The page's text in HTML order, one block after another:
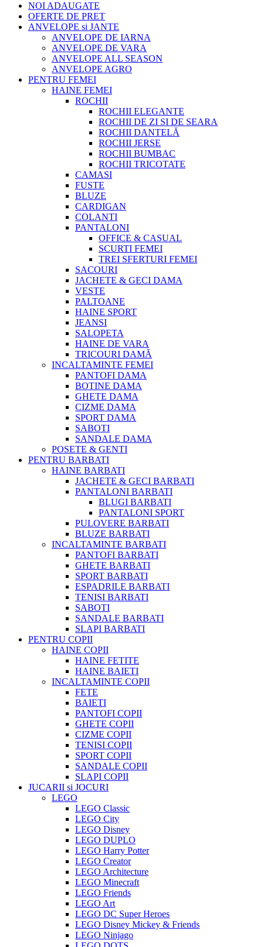
NOI ADAUGATE
OFERTE DE PRET
ANVELOPE si JANTE
ANVELOPE DE IARNA
ANVELOPE DE VARA
ANVELOPE ALL SEASON
ANVELOPE AGRO
PENTRU FEMEI
HAINE FEMEI
ROCHII
ROCHII ELEGANTE
ROCHII DE ZI SI DE SEARA
ROCHII DANTELĂ
ROCHII JERSE
ROCHII BUMBAC
ROCHII TRICOTATE
CAMASI
FUSTE
BLUZE
CARDIGAN
COLANTI
PANTALONI
OFFICE & CASUAL
SCURTI FEMEI
TREI SFERTURI FEMEI
SACOURI
JACHETE & GECI DAMA
VESTE
PALTOANE
HAINE SPORT
JEANSI
SALOPETA
HAINE DE VARA
TRICOURI DAMĂ
INCALTAMINTE FEMEI
PANTOFI DAMA
BOTINE DAMA
GHETE DAMA
CIZME DAMA
SPORT DAMA
SABOTI
SANDALE DAMA
POSETE & GENTI
PENTRU BARBATI
HAINE BARBATI
JACHETE & GECI BARBATI
PANTALONI BARBATI
BLUGI BARBATI
PANTALONI SPORT
PULOVERE BARBATI
BLUZE BARBATI
INCALTAMINTE BARBATI
PANTOFI BARBATI
GHETE BARBATI
SPORT BARBATI
ESPADRILE BARBATI
TENISI BARBATI
SABOTI
SANDALE BARBATI
SLAPI BARBATI
PENTRU COPII
HAINE COPII
HAINE FETITE
HAINE BAIETI
INCALTAMINTE COPII
FETE
BAIETI
PANTOFI COPII
GHETE COPII
CIZME COPII
TENISI COPII
SPORT COPII
SANDALE COPII
SLAPI COPII
JUCARII si JOCURI
LEGO
LEGO Classic
LEGO City
LEGO Disney
LEGO DUPLO
LEGO Harry Potter
LEGO Creator
LEGO Architecture
LEGO Minecraft
LEGO Friends
LEGO Art
LEGO DC Super Heroes
LEGO Disney Mickey & Friends
LEGO Ninjago